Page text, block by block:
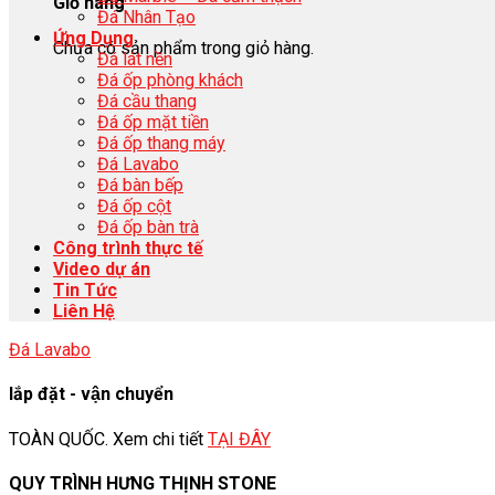
Chưa có sản phẩm trong giỏ hàng.
Đá Nhân Tạo
Ứng Dụng
Đá lát nền
Đá ốp phòng khách
Đá cầu thang
Đá ốp mặt tiền
Đá ốp thang máy
Đá Lavabo
Đá bàn bếp
Đá ốp cột
Đá ốp bàn trà
Công trình thực tế
Video dự án
Tin Tức
Liên Hệ
Đá Lavabo
lắp đặt - vận chuyển
TOÀN QUỐC. Xem chi tiết TẠI ĐÂY
QUY TRÌNH HƯNG THỊNH STONE